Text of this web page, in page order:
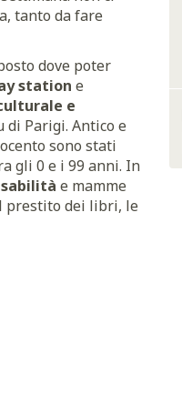
tanto da fare
dove poter
station e
e
di Parigi. Antico e
sono stati
gli 0 e i 99 anni. In
e mamme
prestito dei libri, le